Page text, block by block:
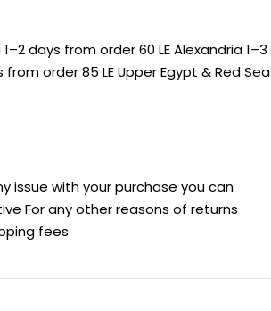
days from order 60 LE Alexandria 1–3
order 85 LE Upper Egypt & Red Sea
issue with your purchase you can
For any other reasons of returns
fees